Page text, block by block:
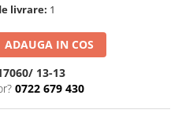
livrare: 1
ADAUGA IN COS
13-13
0722 679 430